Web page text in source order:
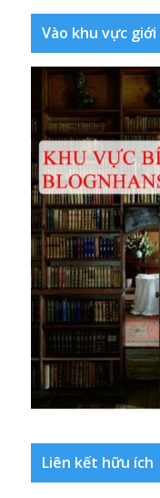
Vào khu vực
Liên kết hữu ích